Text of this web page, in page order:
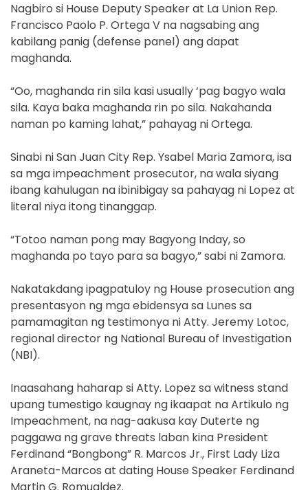
Nagbiro si House Deputy Speaker at La Union Rep.
Francisco Paolo P. Ortega V na nagsabing ang
kabilang panig (defense panel) ang dapat
maghanda.
“Oo, maghanda rin sila kasi usually ‘pag bagyo wala
sila. Kaya baka maghanda rin po sila. Nakahanda
naman po kaming lahat,” pahayag ni Ortega.
Sinabi ni San Juan City Rep. Ysabel Maria Zamora, isa
sa mga impeachment prosecutor, na wala siyang
ibang kahulugan na ibinibigay sa pahayag ni Lopez at
literal niya itong tinanggap.
“Totoo naman pong may Bagyong Inday, so
maghanda po tayo para sa bagyo,” sabi ni Zamora.
Nakatakdang ipagpatuloy ng House prosecution ang
presentasyon ng mga ebidensya sa Lunes sa
pamamagitan ng testimonya ni Atty. Jeremy Lotoc,
regional director ng National Bureau of Investigation
(NBI).
Inaasahang haharap si Atty. Lopez sa witness stand
upang tumestigo kaugnay ng ikaapat na Artikulo ng
Impeachment, na nag-aakusa kay Duterte ng
paggawa ng grave threats laban kina President
Ferdinand “Bongbong” R. Marcos Jr., First Lady Liza
Araneta-Marcos at dating House Speaker Ferdinand